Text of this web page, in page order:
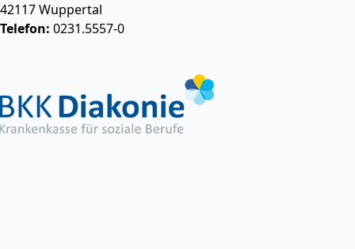
42117Wuppertal
Telefon: 0231.5557-0